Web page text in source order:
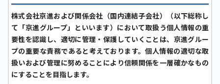
株式会社京進および関係会社（国内連結子会社）（以下総称し
て「京進グループ」といいます）において取扱う個人情報の重
要性を認識し、適切に管理・保護していくことは、京進グルー
プの重要な責務であると考えております。個人情報の適切な取
扱いおよび管理に努めることにより信頼関係を一層確かなもの
にすることを目指します。